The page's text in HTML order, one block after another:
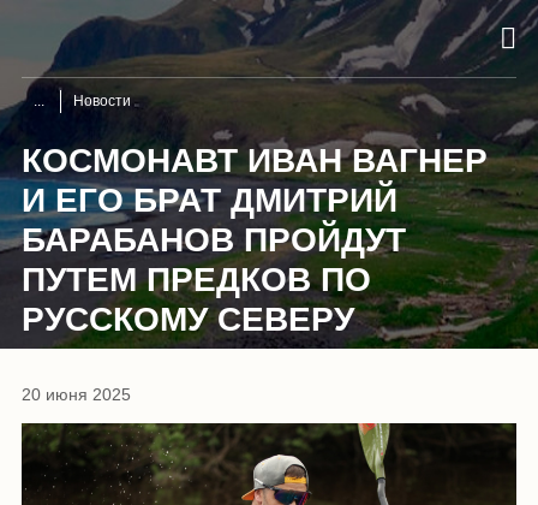
Новости
КОСМОНАВТ ИВАН ВАГНЕР
И ЕГО БРАТ ДМИТРИЙ
БАРАБАНОВ ПРОЙДУТ
ПУТЕМ ПРЕДКОВ ПО
РУССКОМУ СЕВЕРУ
20 июня 2025